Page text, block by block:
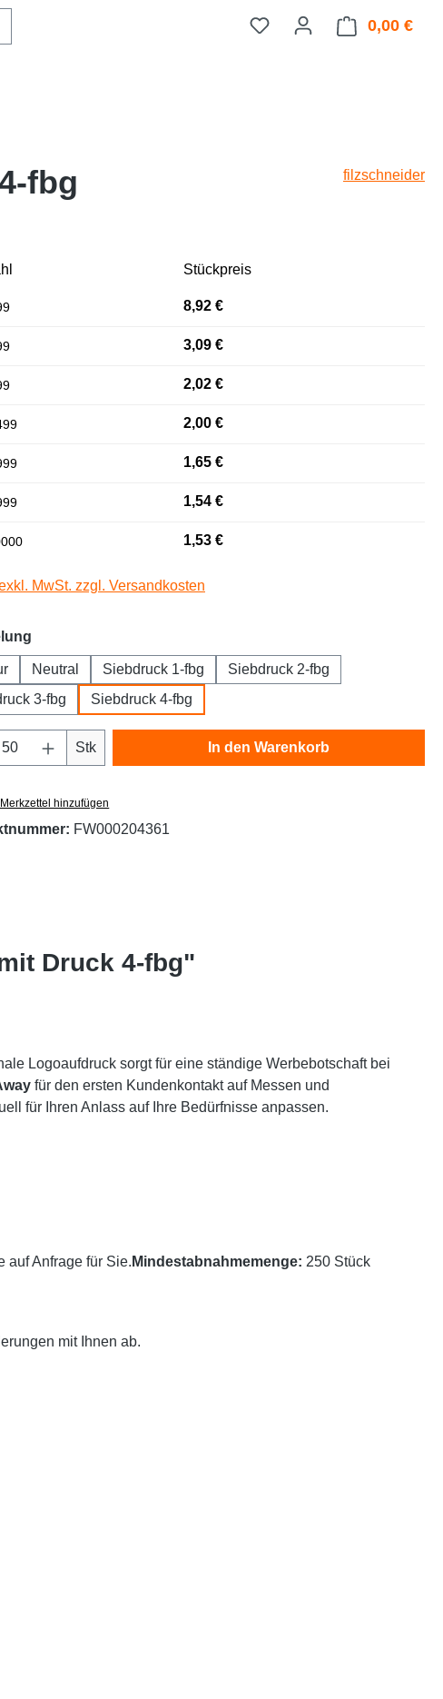
0,00 €
fbg filzschneider
Stückpreis
8,92 €
3,09 €
2,02 €
2,00 €
1,65 €
1,54 €
1,53 €
MwSt. zzgl. Versandkosten
Neutral Siebdruck 1-fbg
Siebdruck 2-fbg
3-fbg
Siebdruck 4-fbg
Anzahl: Gib den gewünschten Wert ein
Stk In den Warenkorb
hinzufügen
FW000204361
Druck 4-fbg"
Logoaufdruck sorgt für eine ständige Werbebotschaft bei
für den ersten Kundenkontakt auf Messen und
für Ihren Anlass auf Ihre Bedürfnisse anpassen.
auf Anfrage für Sie. Mindestabnahmemenge: 250 Stück
mit Ihnen ab.